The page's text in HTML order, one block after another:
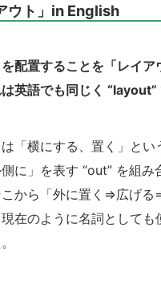
ウト」in English
配置することを「レイ
英語でも同じく “layout”
「横にする、置く」とい
に」を表す “out” を組み
こから「外に置く⇒広げ
在のように名詞としても